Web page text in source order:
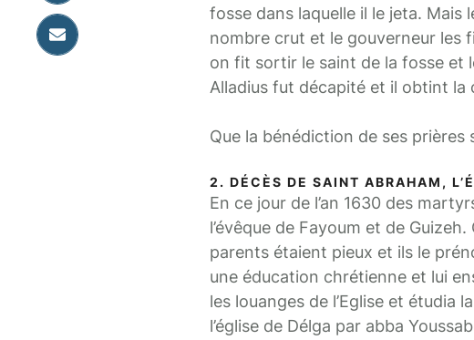
fosse dans laquelle il le jeta.
nombre crut et le gouverneur les
on fit sortir le saint de la fosse et
Alladius fut décapité et il obtint la
Que la bénédiction de ses prières
2. DÉCÈS DE SAINT ABRAHAM,
En ce jour de l’an 1630 des
l’évêque de Fayoum et de
parents étaient pieux et ils le
une éducation chrétienne et lui
les louanges de l’Eglise et étudia
l’église de Délga par abba